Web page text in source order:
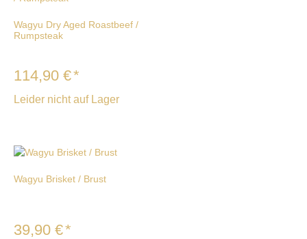
Wagyu Dry Aged Roastbeef /
Rumpsteak
114,90 €*
Leider nicht auf Lager
Wagyu Brisket / Brust
39,90 €*